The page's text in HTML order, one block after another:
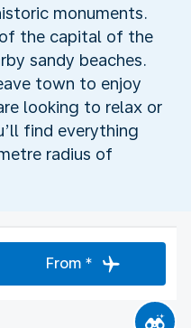
monuments.
the capital of the
sandy beaches.
town to enjoy
looking to relax or
find everything
radius of
From *